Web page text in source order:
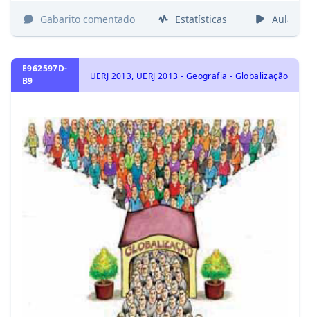
Gabarito comentado Estatísticas Aulas
E962597D-
B9
UERJ 2013, UERJ 2013 - Geografia - Globalização